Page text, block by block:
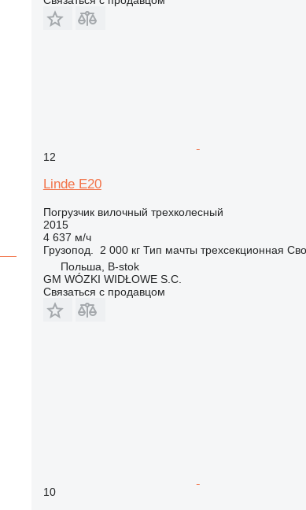
12
Linde E20
Погрузчик вилочный трехколесный
2015
4 637 м/ч
Грузопод.
2 000 кг Тип мачты трехсекционная
Польша, B-stok
GM WÓZKI WIDŁOWE S.C.
Связаться с продавцом
10